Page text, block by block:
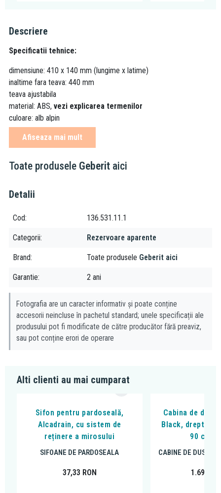
Descriere
Specificatii tehnice:
dimensiune: 410 x 140 mm (lungime x latime)
inaltime fara teava: 440 mm
teava ajustabila
material: ABS, vezi explicarea termenilor
culoare: alb alpin
silentios
spalare cu doua volume de apa
conectare la alimentarea cu apa, lateral sau spate centru
economie de apa de pana la 60%
volum de apa reglabil: 6/9 litri
Lista elementelor livrate:
furtun flexibil 3/8"
material de fixare
Explicarea termenilor:
ABS:
plastice, avand la baza copolimeri Acrilonitril-Butadien-Stiren.
Acest material este unul usor de prelucrat dar este foarte dur, are
o rezistata mare la zgarieturi, la impact sau la contactul cu alte
materiale abrazive.
Afiseaza mai mult
Toate produsele Geberit aici
Detalii
Cod 136.531.11.1
Categorii Rezervoare aparente
Brand Toate produsele Geberit aici
Garantie 2 ani
Fotografia are un caracter informativ și poate conține
accesorii neincluse în pachetul standard; unele specificații ale
produsului pot fi modificate de către producător fără preaviz,
sau pot conține erori de operare
Alti clienti au mai cumparat
Sifon pentru pardoseală,
Alcadrain, cu sistem de
reținere a mirosului
SIFOANE DE PARDOSEALA
37,33 RON
Cabina de dus,
Black,
90 cm,
CABINE DE DUS
1.699,00